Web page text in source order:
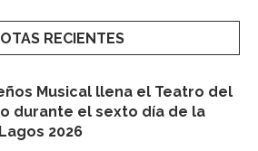
RECIENTES
Musical llena el Teatro del
durante el sexto día de la
2026